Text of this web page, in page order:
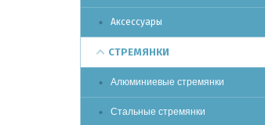
Аксессуары
СТРЕМЯНКИ
Алюминиевые стремянки
Стальные стремянки